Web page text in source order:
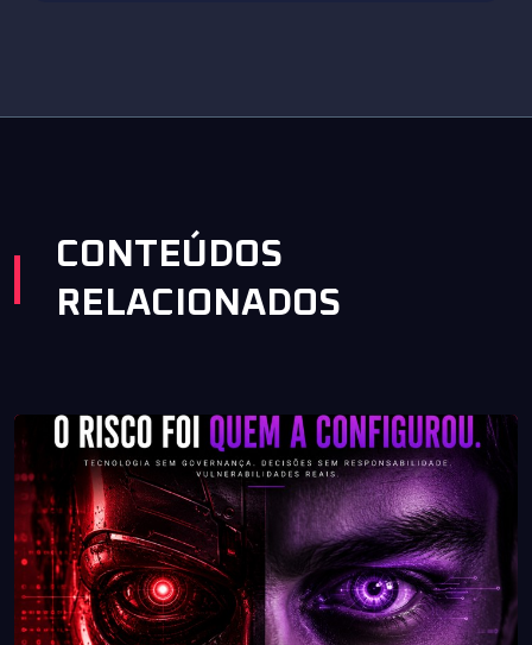
CONTEÚDOS
RELACIONADOS